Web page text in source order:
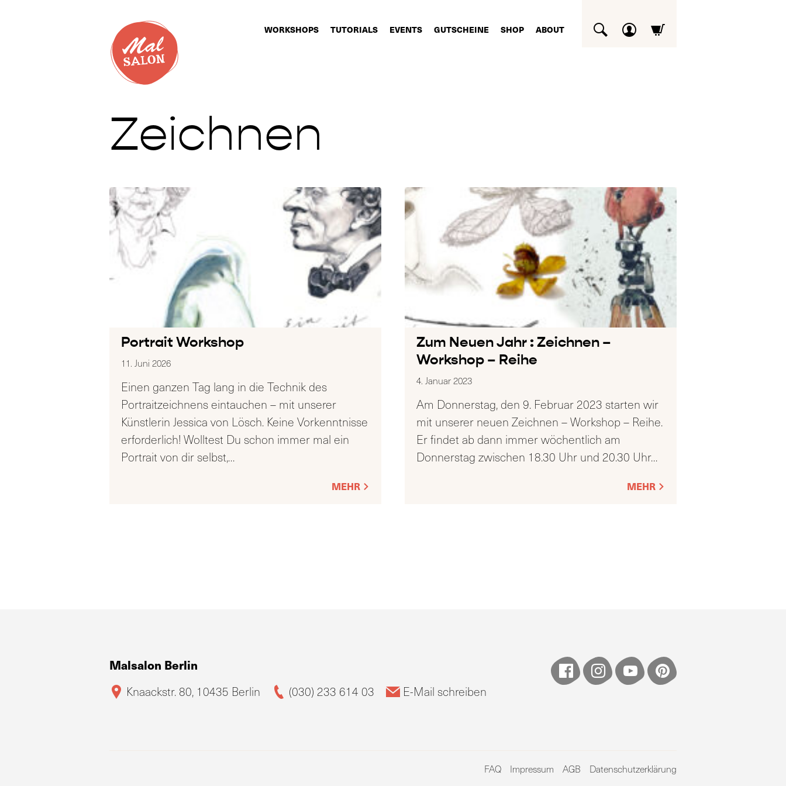
WORKSHOPS TUTORIALS EVENTS GUTSCHEINE SHOP ABOUT
Zeichnen
Portrait Workshop
11. Juni 2026
Einen ganzen Tag lang in die Technik des
Portraitzeichnens eintauchen – mit unserer
Künstlerin Jessica von Lösch. Keine Vorkenntnisse
erforderlich! Wolltest Du schon immer mal ein
Portrait von dir selbst,…
MEHR
Zum Neuen Jahr : Zeichnen –
Workshop – Reihe
4. Januar 2023
Am Donnerstag, den 9. Februar 2023 starten wir
mit unserer neuen Zeichnen – Workshop – Reihe.
Er findet ab dann immer wöchentlich am
Donnerstag zwischen 18.30 Uhr und 20.30 Uhr…
MEHR
Malsalon Berlin
Knaackstr. 80, 10435 Berlin (030) 233 614 03 E-Mail schreiben
FAQ Impressum AGB Datenschutzerklärung